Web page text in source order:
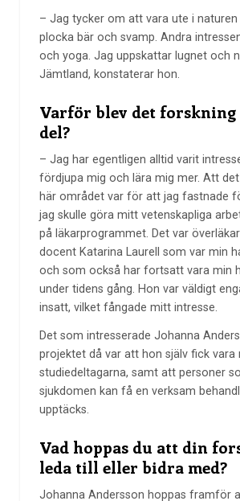
– Jag tycker om att vara ute i naturen
plocka bär och svamp. Andra
och yoga. Jag uppskattar lugnet och
Jämtland, konstaterar hon.
Varför blev det
del?
– Jag har egentligen alltid varit
fördjupa mig och lära mig mer. Att
här området var för att jag fastnade
jag skulle göra mitt vetenskapliga
på läkarprogrammet. Det var
docent Katarina Laurell som var min
och som också har fortsatt vara min
under tidens gång. Hon var väldigt
insatt, vilket fångade mitt intresse.
Det som intresserade Johanna
projektet då var att hon själv fick
studiedeltagarna, samt att personer
sjukdomen kan få en verksam
upptäcks.
Vad hoppas du att din
leda till eller bidra med?
Johanna Andersson hoppas framför